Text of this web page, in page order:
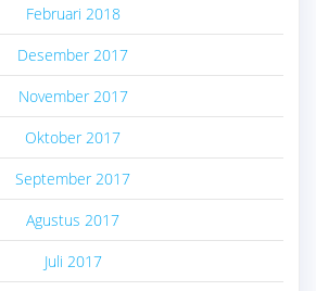
Februari 2018
Desember 2017
November 2017
Oktober 2017
September 2017
Agustus 2017
Juli 2017